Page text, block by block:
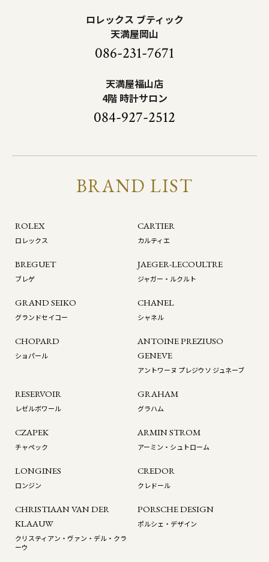
ロレックス ブティック
天満屋岡山
086-231-7671
天満屋福山店
4階 時計サロン
084-927-2512
BRAND LIST
ROLEX
ロレックス
CARTIER
カルティエ
BREGUET
ブレゲ
JAEGER-LECOULTRE
ジャガー・ルクルト
GRAND SEIKO
グランドセイコー
CHANEL
シャネル
CHOPARD
ショパール
ANTOINE PREZIUSO
GENEVE
アントワーヌ プレジウソ ジュネーブ
RESERVOIR
レゼルボワール
GRAHAM
グラハム
CZAPEK
チャペック
ARMIN STROM
アーミン・シュトローム
LONGINES
ロンジン
CREDOR
クレドール
CHRISTIAAN VAN DER
KLAAUW
クリスティアン・ヴァン・デル・クラ
ーウ
PORSCHE DESIGN
ポルシェ・デザイン